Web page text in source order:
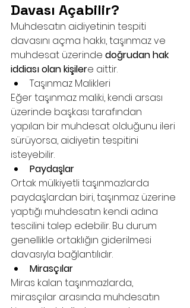
Davası Açabilir?
Muhdesatın aidiyetinin tespiti
davasını açma hakkı, taşınmaz ve
muhdesat üzerinde doğrudan hak
iddiası olan kişilere aittir.
Taşınmaz Malikleri
Eğer taşınmaz maliki, kendi arsası
üzerinde başkası tarafından
yapılan bir muhdesat olduğunu ileri
sürüyorsa, aidiyetin tespitini
isteyebilir.
Paydaşlar
Ortak mülkiyetli taşınmazlarda
paydaşlardan biri, taşınmaz üzerine
yaptığı muhdesatın kendi adına
tescilini talep edebilir. Bu durum
genellikle ortaklığın giderilmesi
davasıyla bağlantılıdır.
Mirasçılar
Miras kalan taşınmazlarda,
mirasçılar arasında muhdesatın